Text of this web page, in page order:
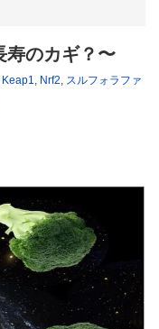
寿のカギ？〜
Keap1, Nrf2, スルフォラファ